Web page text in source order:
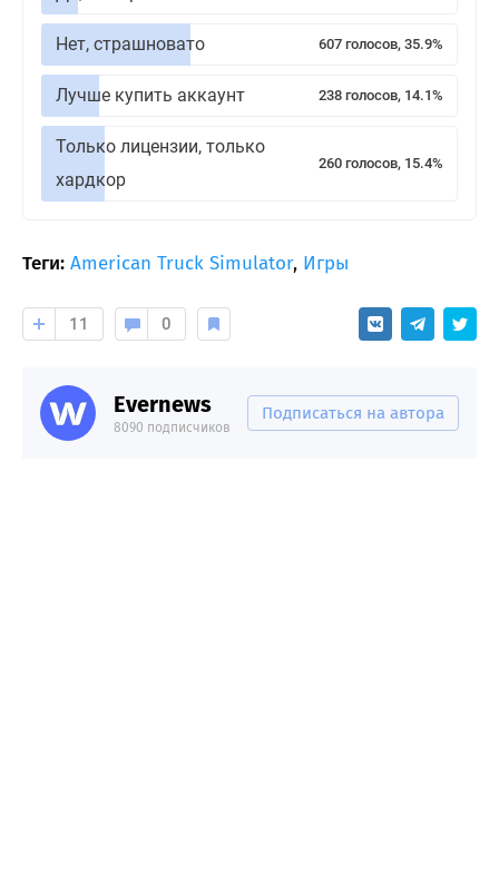
Нет, страшновато 607 голосов, 35.9%
Лучше купить аккаунт 238 голосов, 14.1%
Только лицензии, только
хардкор
260 голосов, 15.4%
Теги: American Truck Simulator, Игры
11 0
Evernews
8090 подписчиков
Подписаться на автора